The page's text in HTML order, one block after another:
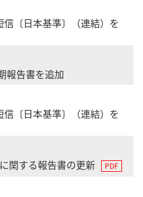
〔日本基準〕（連結）を
報告書を追加
〔日本基準〕（連結）を
関する報告書の更新